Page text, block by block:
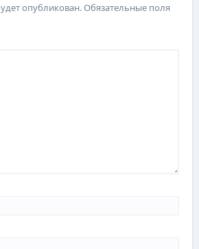
опубликован.Обязательные поля